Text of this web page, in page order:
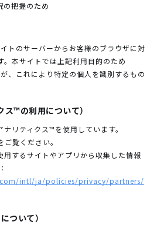
の把握のため
トのサーバーからお客様のブラウザに対
。本サイトでは上記利用目的のため
、これにより特定の個人を識別するもの
™の利用について）
リティクス™を使用しています。
覧ください。
するサイトやアプリから収集した情報
intl/ja/policies/privacy/partners/
ついて）